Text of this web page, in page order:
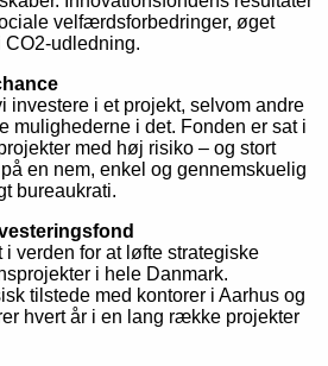
velfærdsforbedringer, øget
udledning.
investere i et projekt, selvom andre
mulighederne i det. Fonden er sat i
med høj risiko – og stort
en nem, enkel og gennemskuelig
bureaukrati.
i verden for at løfte strategiske
i hele Danmark.
tilstede med kontorer i Aarhus og
hvert år i en lang række projekter